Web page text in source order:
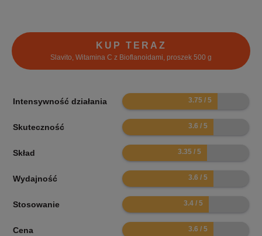
KUP TERAZ
Slavito, Witamina C z Bioflanoidami, proszek 500 g
Intensywność działania 7.5
Skuteczność 7.2
Skład 6.7
Wydajność 7.2
Stosowanie 6.8
Cena 7.2